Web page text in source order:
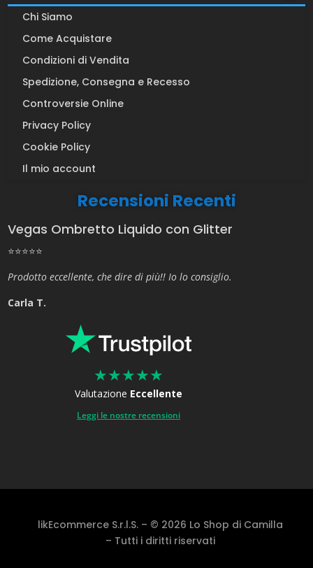
Chi Siamo
Come Acquistare
Condizioni di Vendita
Spedizione, Consegna e Recesso
Controversie Online
Privacy Policy
Cookie Policy
Il mio account
Recensioni Recenti
Vegas Ombretto Liquido con Glitter
⭐⭐⭐⭐⭐
Prodotto eccellente, che dire di più!! Io lo consiglio.
Carla T.
★★★★★
Valutazione Eccellente
Leggi le nostre recensioni
likEcommerce S.r.l.S. – © 2026 Lo Shop di Camilla
– Tutti i diritti riservati